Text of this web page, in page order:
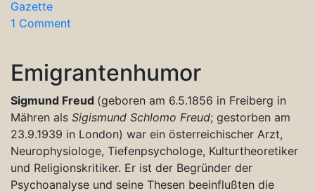
Gazette
1 Comment
Emigrantenhumor
Sigmund Freud (geboren am 6.5.1856 in Freiberg in
Mähren als Sigismund Schlomo Freud; gestorben am
23.9.1939 in London) war ein österreichischer Arzt,
Neurophysiologe, Tiefenpsychologe, Kulturtheoretiker
und Religionskritiker. Er ist der Begründer der
Psychoanalyse und seine Thesen beeinflußten die